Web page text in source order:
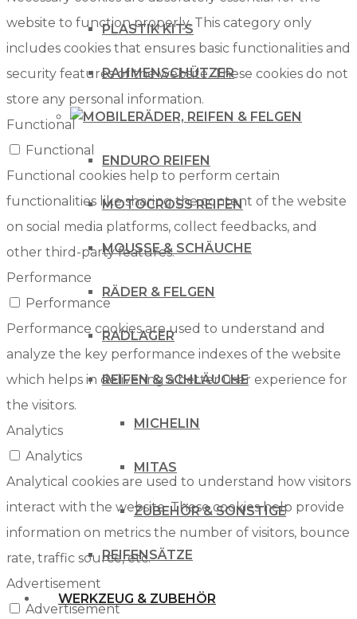
PLASTIK KITS
RAHMENSCHÜTZER
RÄDER, REIFEN & FELGEN
ENDURO REIFEN
MOTOCROSS REIFEN
MOUSSE & SCHÄUCHE
RÄDER & FELGEN
RADLAGER
REIFEN & SCHLÄUCHE
MICHELIN
MITAS
ZUBEHÖR & SONSTIGE
REIFENSÄTZE
WERKZEUG & ZUBEHÖR
website to function properly. This category only
includes cookies that ensures basic functionalities and
security features of the website. These cookies do not
store any personal information.
Functional
Functional
Functional cookies help to perform certain
functionalities like sharing the content of the website
on social media platforms, collect feedbacks, and
other third-party features.
Performance
Performance
Performance cookies are used to understand and
analyze the key performance indexes of the website
which helps in delivering a better user experience for
the visitors.
Analytics
Analytics
Analytical cookies are used to understand how visitors
interact with the website. These cookies help provide
information on metrics the number of visitors, bounce
rate, traffic source, etc.
Advertisement
Advertisement